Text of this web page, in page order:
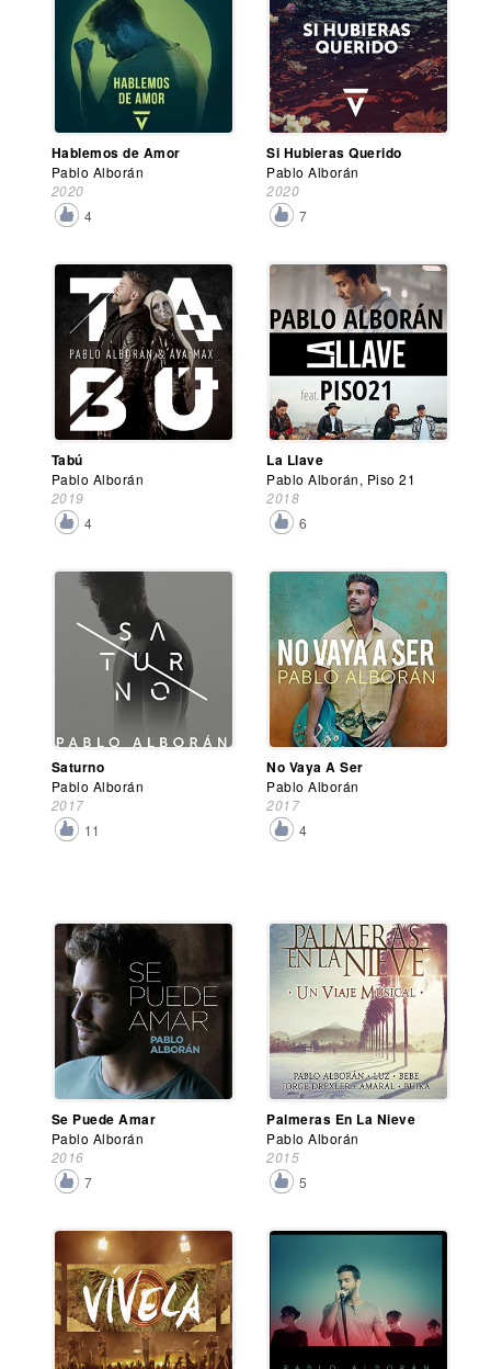
Hablemos de Amor
Pablo Alborán
2020
4
Si Hubieras Querido
Pablo Alborán
2020
7
Tabú
Pablo Alborán
2019
4
La Llave
Pablo Alborán, Piso 21
2018
6
Saturno
Pablo Alborán
2017
11
No Vaya A Ser
Pablo Alborán
2017
4
Se Puede Amar
Pablo Alborán
2016
7
Palmeras En La Nieve
Pablo Alborán
2015
5